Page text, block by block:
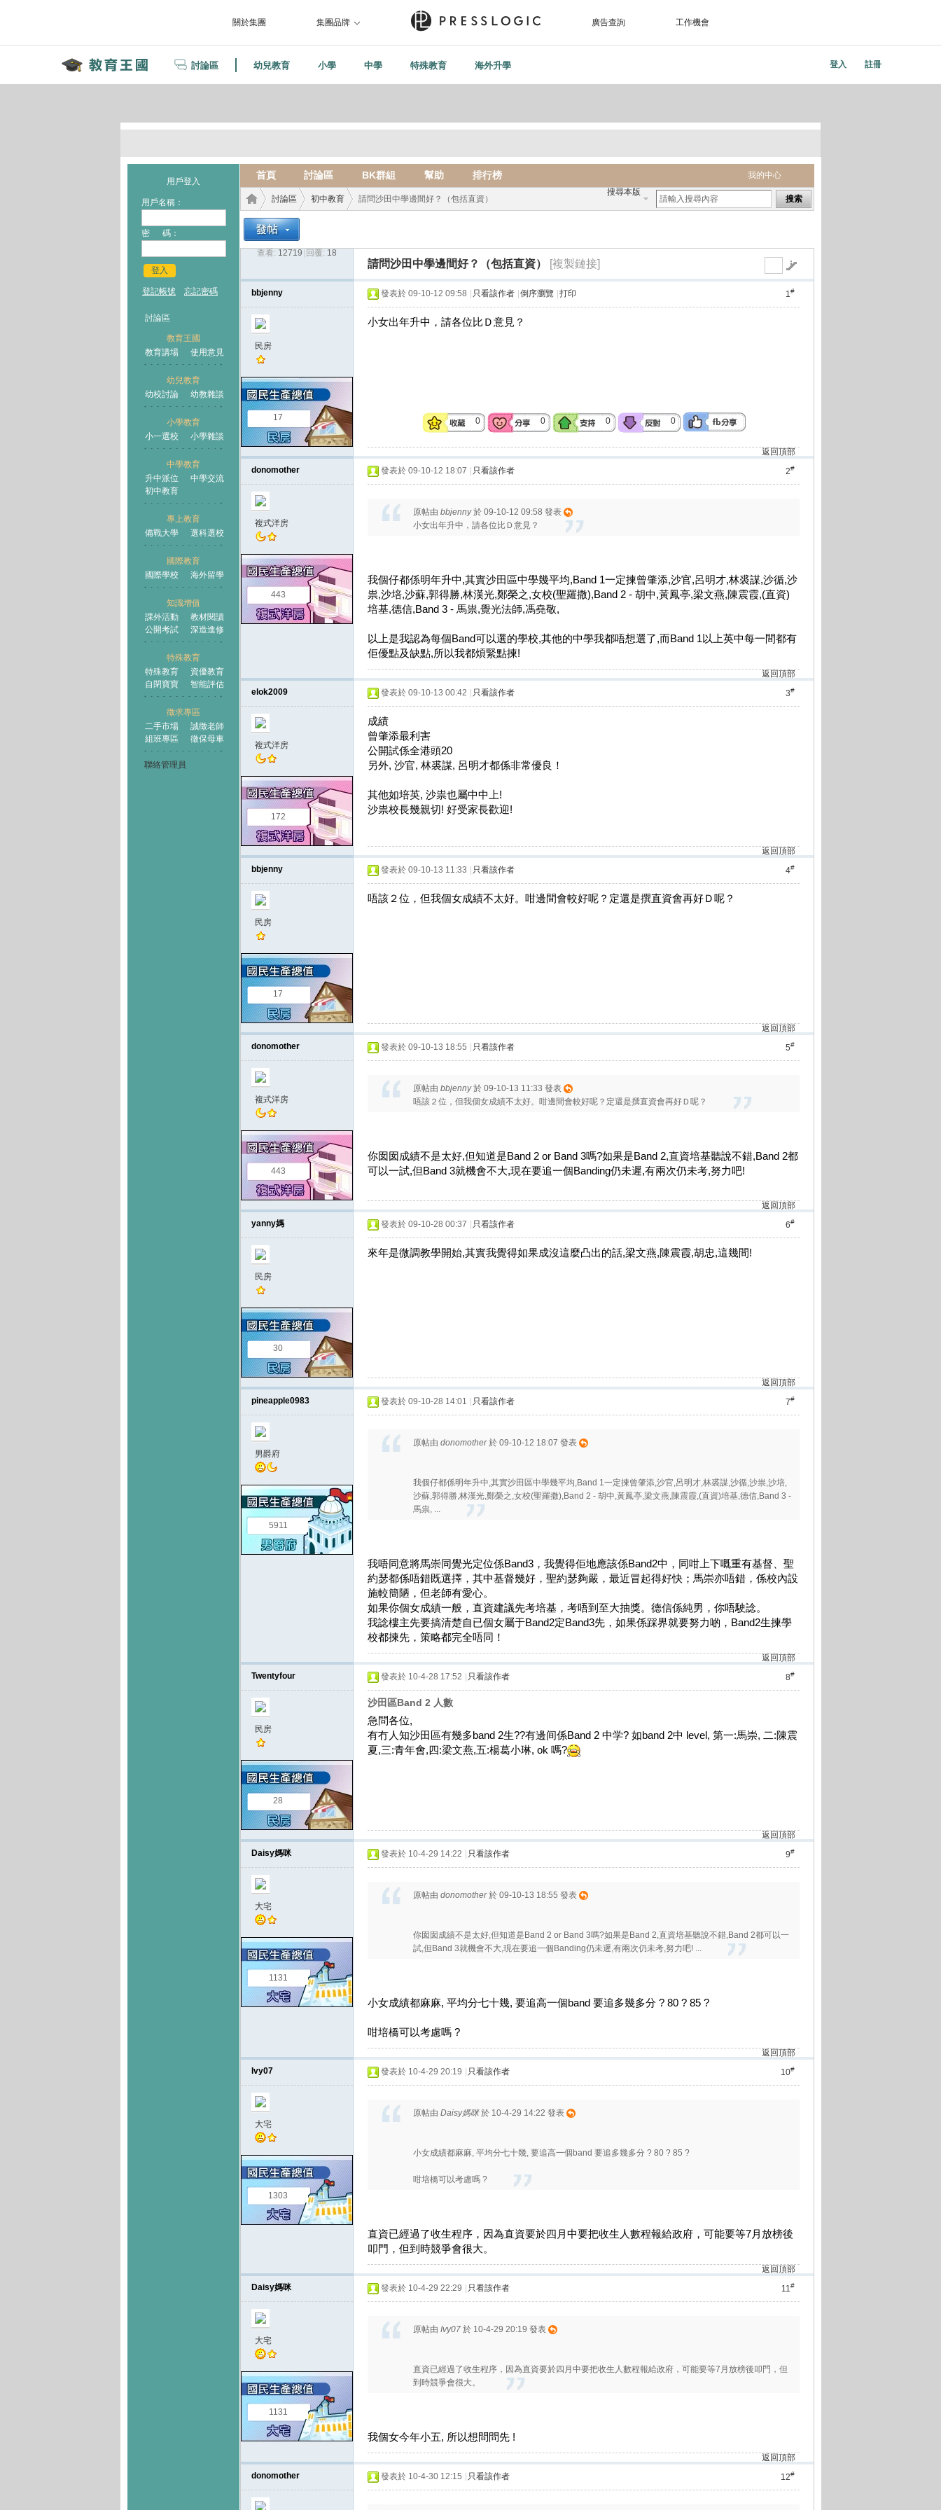
關於集團 集團品牌 廣告查詢 工作機會
討論區 幼兒教育 小學 中學 特殊教育 海外升學 登入 註冊
用戶登入
用戶名稱：
密 碼：
登入
登記帳號 忘記密碼
討論區
教育王國
教育講場
使用意見
幼兒教育
幼校討論
幼教雜談
小學教育
小一選校
小學雜談
中學教育
升中派位
中學交流
初中教育
專上教育
備戰大學
選科選校
國際教育
國際學校
海外留學
知識增值
課外活動
教材閱讀
公開考試
深造進修
特殊教育
特殊教育
資優教育
自閉寶寶
智能評估
徵求專區
二手市場
誠徵老師
組班專區
徵保母車
聯絡管理員
我的中心
首頁 討論區 BK群組 幫助 排行榜
搜尋本版
搜索
教育
王國
›
討論區
›
初中教育 請問沙田中學邊間好？（包括直資）
查看: 12719 回覆: 18
請問沙田中學邊間好？（包括直資） [複製鏈接]
bbjenny
民房
17
1#
發表於 09-10-12 09:58 只看該作者 倒序瀏覽 打印
小女出年升中，請各位比Ｄ意見？
0 0 0 0
返回頂部
donomother
複式洋房
443
2#
發表於 09-10-12 18:07 只看該作者
原帖由 bbjenny於 09-10-12 09:58 發表
小女出年升中，請各位比Ｄ意見？
我個仔都係明年升中,其實沙田區中學幾平均,Band 1一定揀曾肇添,沙官,呂明才,林裘謀,沙循,沙
祟,沙培,沙蘇,郭得勝,林漢光,鄭榮之,女校(聖羅撒),Band 2 - 胡中,黃鳳亭,梁文燕,陳震霞,(直資)
培基,德信,Band 3 - 馬祟,覺光法師,馮堯敬,
以上是我認為每個Band可以選的學校,其他的中學我都唔想選了,而Band 1以上英中每一間都有
佢優點及缺點,所以我都煩緊點揀!
返回頂部
elok2009
複式洋房
172
3#
發表於 09-10-13 00:42 只看該作者
成績
曾肇添最利害
公開試係全港頭20
另外, 沙官, 林裘謀, 呂明才都係非常優良！
其他如培英, 沙祟也屬中中上!
沙祟校長幾親切! 好受家長歡迎!
返回頂部
bbjenny
民房
17
4#
發表於 09-10-13 11:33 只看該作者
唔該２位，但我個女成績不太好。咁邊間會較好呢？定還是撰直資會再好Ｄ呢？
返回頂部
donomother
複式洋房
443
5#
發表於 09-10-13 18:55 只看該作者
原帖由 bbjenny於 09-10-13 11:33 發表
唔該２位，但我個女成績不太好。咁邊間會較好呢？定還是撰直資會再好Ｄ呢？
你囡囡成績不是太好,但知道是Band 2 or Band 3嗎?如果是Band 2,直資培基聽說不錯,Band 2都
可以一試,但Band 3就機會不大,現在要追一個Banding仍未遲,有兩次仍未考,努力吧!
返回頂部
yanny媽
民房
30
6#
發表於 09-10-28 00:37 只看該作者
來年是微調教學開始,其實我覺得如果成沒這麼凸出的話,梁文燕,陳震霞,胡忠,這幾間!
返回頂部
pineapple0983
男爵府
5911
7#
發表於 09-10-28 14:01 只看該作者
原帖由 donomother於 09-10-12 18:07 發表
我個仔都係明年升中,其實沙田區中學幾平均,Band 1一定揀曾肇添,沙官,呂明才,林裘謀,沙循,沙祟,沙培,
沙蘇,郭得勝,林漢光,鄭榮之,女校(聖羅撒),Band 2 - 胡中,黃鳳亭,梁文燕,陳震霞,(直資)培基,德信,Band 3 -
馬祟, ...
我唔同意將馬崇同覺光定位係Band3，我覺得佢地應該係Band2中，同咁上下嘅重有基督、聖
約瑟都係唔錯既選擇，其中基督幾好，聖約瑟夠嚴，最近冒起得好快；馬崇亦唔錯，係校內設
施較簡陋，但老師有愛心。
如果你個女成績一般，直資建議先考培基，考唔到至大抽獎。德信係純男，你唔駛諗。
我諗樓主先要搞清楚自已個女屬于Band2定Band3先，如果係踩界就要努力啲，Band2生揀學
校都揀先，策略都完全唔同！
返回頂部
Twentyfour
民房
28
8#
發表於 10-4-28 17:52 只看該作者
沙田區Band 2 人數
急問各位,
有冇人知沙田區有幾多band 2生??有邊间係Band 2 中学? 如band 2中 level, 第一:馬崇, 二:陳震
夏,三:青年會,四:梁文燕,五:楊葛小琳, ok 嗎?
返回頂部
Daisy媽咪
大宅
1131
9#
發表於 10-4-29 14:22 只看該作者
原帖由 donomother於 09-10-13 18:55 發表
你囡囡成績不是太好,但知道是Band 2 or Band 3嗎?如果是Band 2,直資培基聽說不錯,Band 2都可以一
試,但Band 3就機會不大,現在要追一個Banding仍未遲,有兩次仍未考,努力吧! ...
小女成績都麻麻, 平均分七十幾, 要追高一個band 要追多幾多分 ? 80 ? 85 ?
咁培橋可以考慮嗎 ?
返回頂部
Ivy07
大宅
1303
10#
發表於 10-4-29 20:19 只看該作者
原帖由 Daisy媽咪於 10-4-29 14:22 發表
小女成績都麻麻, 平均分七十幾, 要追高一個band 要追多幾多分 ? 80 ? 85 ?
咁培橋可以考慮嗎 ?
直資已經過了收生程序，因為直資要於四月中要把收生人數程報給政府，可能要等7月放榜後
叩門，但到時競爭會很大。
返回頂部
Daisy媽咪
大宅
1131
11#
發表於 10-4-29 22:29 只看該作者
原帖由 Ivy07 於 10-4-29 20:19 發表
直資已經過了收生程序，因為直資要於四月中要把收生人數程報給政府，可能要等7月放榜後叩門，但
到時競爭會很大。
我個女今年小五, 所以想問問先 !
返回頂部
donomother
12#
發表於 10-4-30 12:15 只看該作者